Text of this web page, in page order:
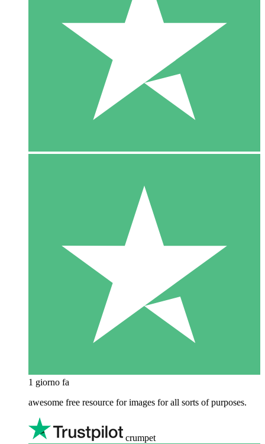
1 giorno fa
awesome free resource for images for all sorts of purposes.
crumpet